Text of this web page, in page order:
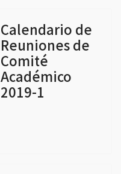
Calendario de
Reuniones de
Comité
Académico
2019-1